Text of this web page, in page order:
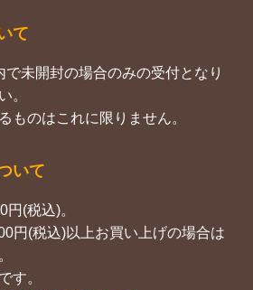
て
未開封の場合のみの受付となり
。
ものはこれに限りません。
いて
(税込)。
円(税込)以上お買い上げの場合は
す。